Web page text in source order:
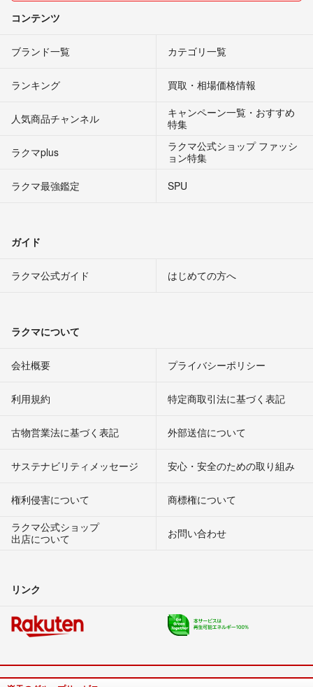
コンテンツ
ブランド一覧 カテゴリ一覧
ランキング 買取・相場価格情報
人気商品チャンネル
キャンペーン一覧・おすすめ
特集
ラクマplus
ラクマ公式ショップ ファッシ
ョン特集
ラクマ最強鑑定
SPU
ガイド
ラクマ公式ガイド はじめての方へ
ラクマについて
会社概要 プライバシーポリシー
利用規約 特定商取引法に基づく表記
古物営業法に基づく表記 外部送信について
サステナビリティメッセージ 安心・安全のための取り組み
権利侵害について
商標権について
ラクマ公式ショップ
出店について
お問い合わせ
リンク